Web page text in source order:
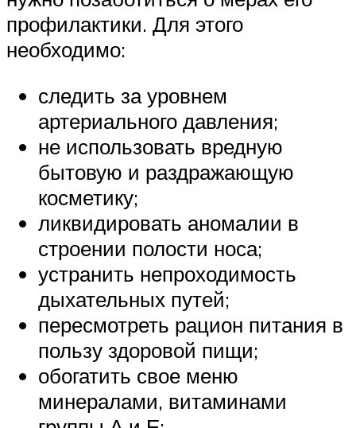
профилактики. Для этого
необходимо:
следить за уровнем
артериального давления;
не использовать вредную
бытовую и раздражающую
косметику;
ликвидировать аномалии в
строении полости носа;
устранить непроходимость
дыхательных путей;
пересмотреть рацион питания в
пользу здоровой пищи;
обогатить свое меню
минералами, витаминами